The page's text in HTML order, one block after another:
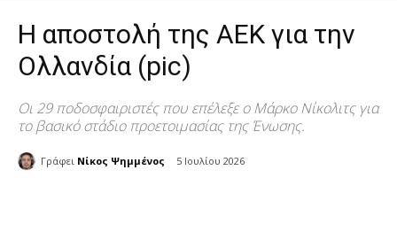
Η αποστολή της ΑΕΚ για την
Ολλανδία (pic)
Οι 29 ποδοσφαιριστές που επέλεξε ο Μάρκο Νίκολιτς για
το βασικό στάδιο προετοιμασίας της Ένωσης.
Γράφει Νίκος Ψημμένος 5 Ιουλίου 2026